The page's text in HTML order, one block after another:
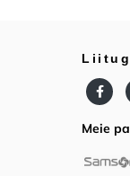
Meie